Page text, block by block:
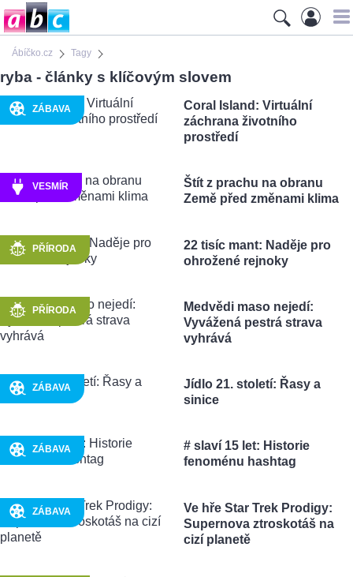
Ábíčko.cz Tagy
ryba - články s klíčovým slovem
ZÁBAVA
Coral Island: Virtuální
záchrana životního
prostředí
VESMÍR
Štít z prachu na obranu
Země před změnami klima
PŘÍRODA
22 tisíc mant: Naděje pro
ohrožené rejnoky
PŘÍRODA
Medvědi maso nejedí:
Vyvážená pestrá strava
vyhrává
ZÁBAVA
Jídlo 21. století: Řasy a
sinice
ZÁBAVA
# slaví 15 let: Historie
fenoménu hashtag
ZÁBAVA
Ve hře Star Trek Prodigy:
Supernova ztroskotáš na
cizí planetě